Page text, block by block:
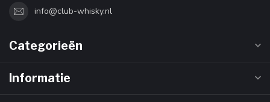
info@club-whisky.nl
Categorieën
Informatie